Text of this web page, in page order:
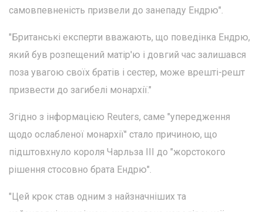
самовпевненість призвели до занепаду Ендрю".
"Британські експерти вважають, що поведінка Ендрю,
який був розпещений матір'ю і довгий час залишався
поза увагою своїх братів і сестер, може врешті-решт
призвести до загибелі монархії."
Згідно з інформацією Reuters, саме "упередження
щодо ослабленої монархії" стало причиною, що
підштовхнуло короля Чарльза ІІІ до "жорстокого
рішення стосовно брата Ендрю".
"Цей крок став одним з найзначніших та